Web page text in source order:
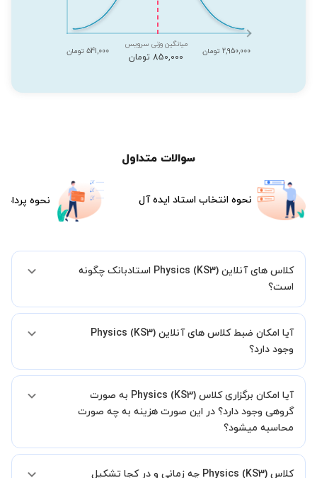
2,950,000 تومان
میانگین وزنی سرویس
850,000 تومان
541,000 تومان
سوالات متداول
نحوه انتخاب استاد ایده آل نحوه
کلاس های آنلاین Physics (KS3) استادبانک چگونه
است؟
شما میدهیم که استاد شما پیش از جلسه تمامی موارد لازم برای برگزاری
یک کلاس آنلاین با کیفیت و مفید را به شما توضیح خواهند داد.
آیا امکان ضبط کلاس های آنلاین Physics (KS3)
وجود دارد؟
کنید.
آیا امکان برگزاری کلاس Physics (KS3) به صورت
گروهی وجود دارد؟ در این صورت هزینه به چه صورت
محاسبه میشود؟
صورتیکه مایل هستید کلاس ها را در کنار دوستان و یا آشنایان خود به
کلاس Physics (KS3) چه زمانی و در کجا تشکیل